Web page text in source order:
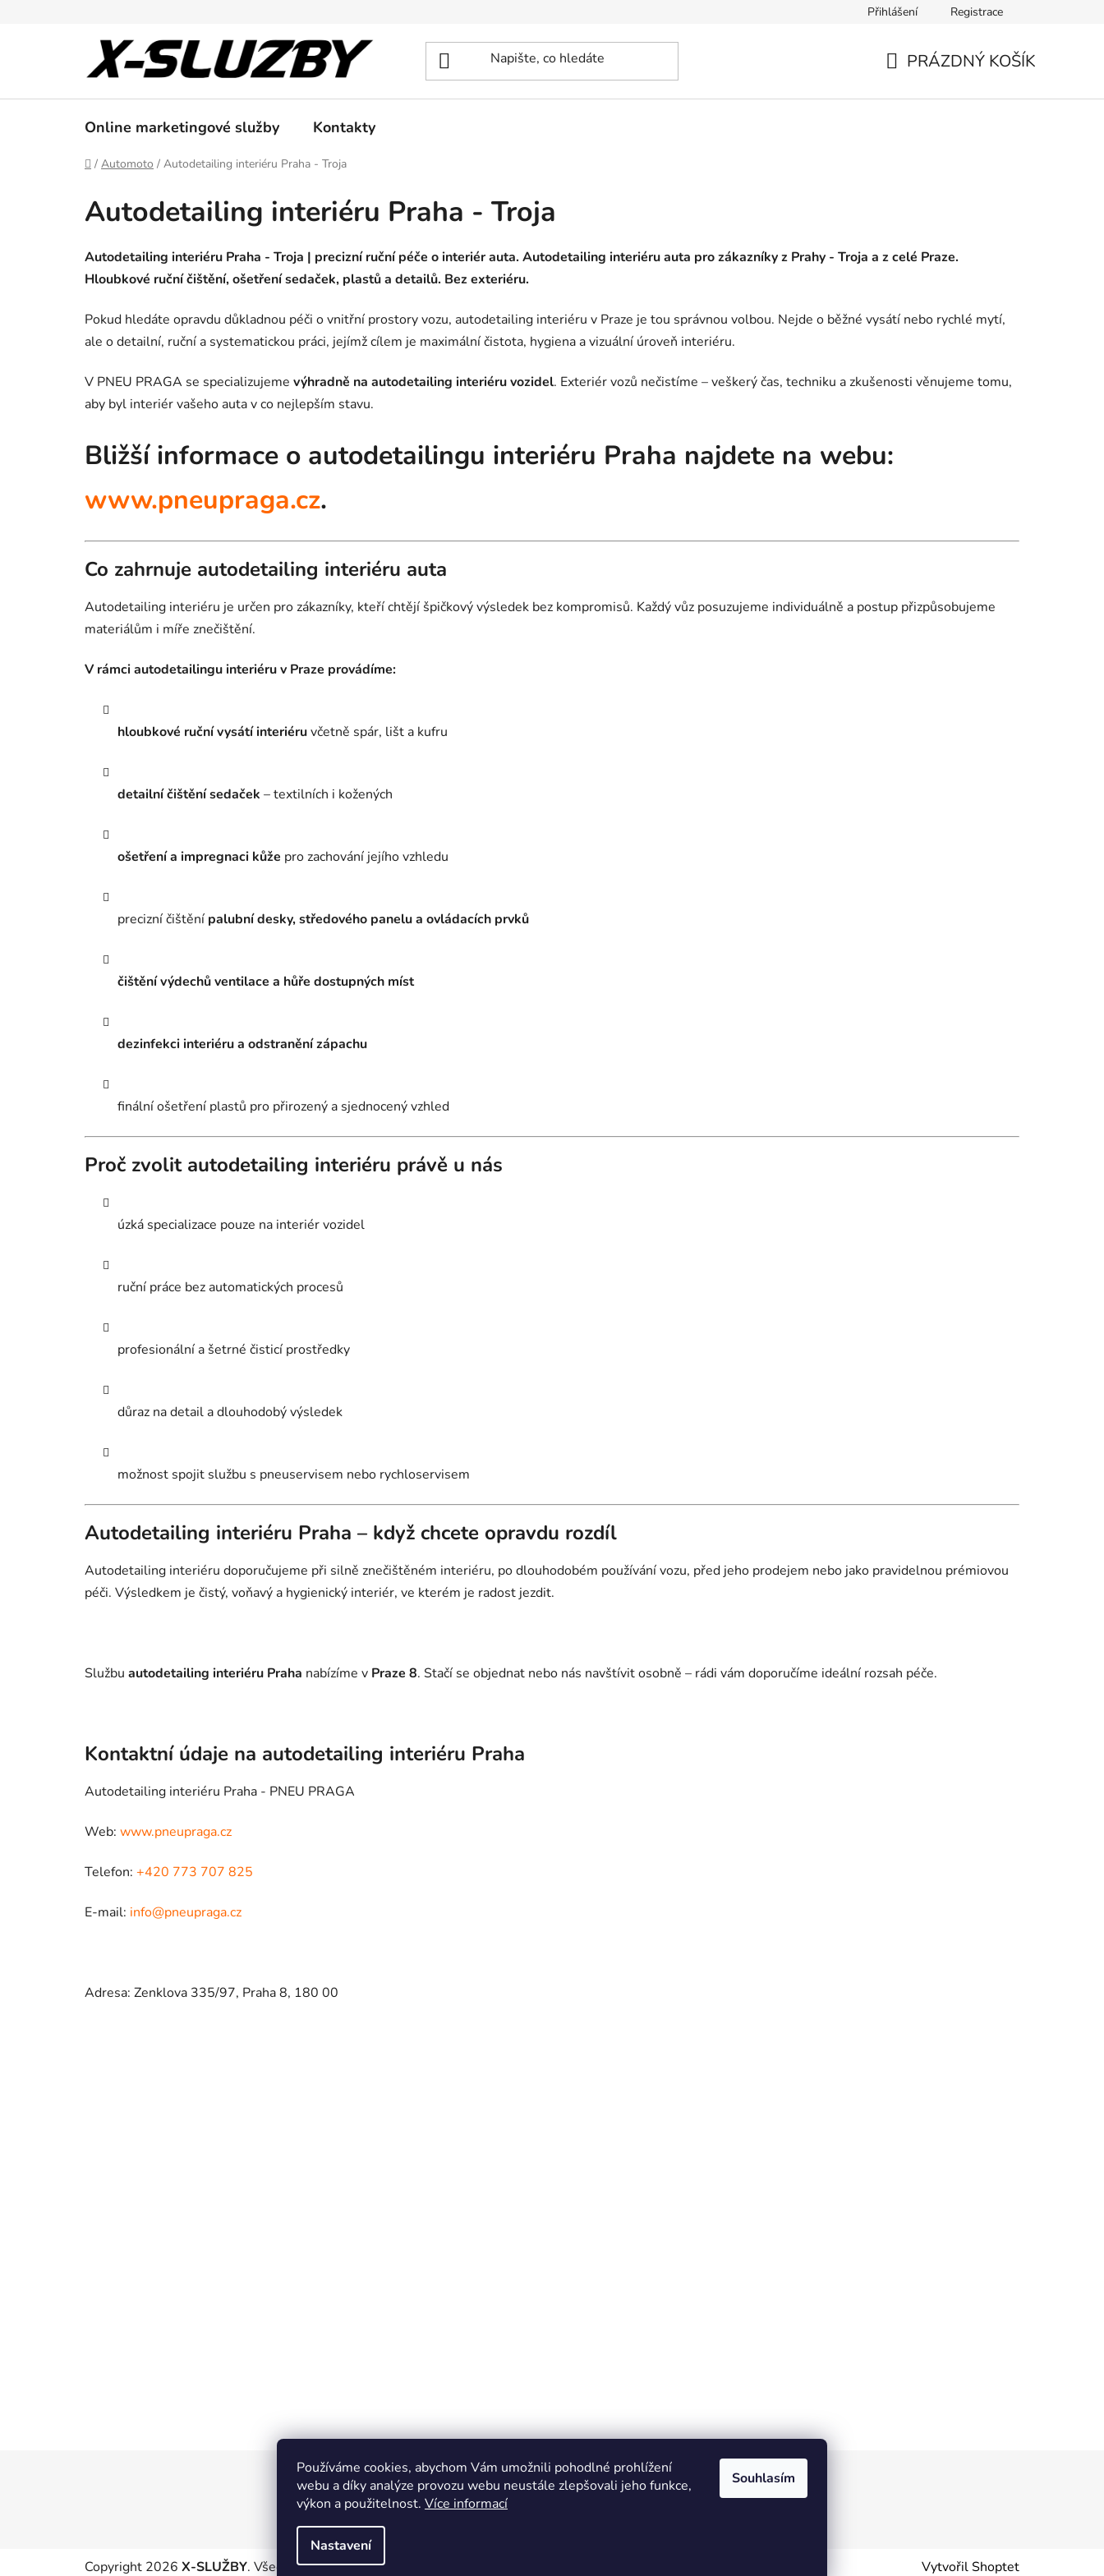
Používáme cookies, abychom Vám umožnili pohodlné prohlížení
webu a díky analýze provozu webu neustále zlepšovali jeho funkce,
výkon a použitelnost. Více informací
Nastavení
Souhlasím
Přihlášení Registrace
PRÁZDNÝ KOŠÍK
Online marketingové služby Kontakty
Domů
/ Automoto / Autodetailing interiéru Praha - Troja
Autodetailing interiéru Praha - Troja
Autodetailing interiéru Praha - Troja | precizní ruční péče o interiér auta. Autodetailing interiéru auta pro zákazníky z Prahy - Troja a z celé Praze.
Hloubkové ruční čištění, ošetření sedaček, plastů a detailů. Bez exteriéru.
Pokud hledáte opravdu důkladnou péči o vnitřní prostory vozu, autodetailing interiéru v Praze je tou správnou volbou. Nejde o běžné vysátí nebo rychlé mytí,
ale o detailní, ruční a systematickou práci, jejímž cílem je maximální čistota, hygiena a vizuální úroveň interiéru.
V PNEU PRAGA se specializujeme výhradně na autodetailing interiéru vozidel. Exteriér vozů nečistíme – veškerý čas, techniku a zkušenosti věnujeme tomu,
aby byl interiér vašeho auta v co nejlepším stavu.
Bližší informace o autodetailingu interiéru Praha najdete na webu:
www.pneupraga.cz.
Co zahrnuje autodetailing interiéru auta
Autodetailing interiéru je určen pro zákazníky, kteří chtějí špičkový výsledek bez kompromisů. Každý vůz posuzujeme individuálně a postup přizpůsobujeme
materiálům i míře znečištění.
V rámci autodetailingu interiéru v Praze provádíme:
hloubkové ruční vysátí interiéruvčetně spár, lišt a kufru
detailní čištění sedaček – textilních i kožených
ošetření a impregnaci kůže pro zachování jejího vzhledu
precizní čištění palubní desky, středového panelu a ovládacích prvků
čištění výdechů ventilace a hůře dostupných míst
dezinfekci interiéru a odstranění zápachu
finální ošetření plastů pro přirozený a sjednocený vzhled
Proč zvolit autodetailing interiéru právě u nás
úzká specializace pouze na interiér vozidel
ruční práce bez automatických procesů
profesionální a šetrné čisticí prostředky
důraz na detail a dlouhodobý výsledek
možnost spojit službu s pneuservisem nebo rychloservisem
Autodetailing interiéru Praha – když chcete opravdu rozdíl
Autodetailing interiéru doporučujeme při silně znečištěném interiéru, po dlouhodobém používání vozu, před jeho prodejem nebo jako pravidelnou prémiovou
péči. Výsledkem je čistý, voňavý a hygienický interiér, ve kterém je radost jezdit.
Službu autodetailing interiéru Praha nabízíme v Praze 8. Stačí se objednat nebo nás navštívit osobně – rádi vám doporučíme ideální rozsah péče.
Kontaktní údaje na autodetailing interiéru Praha
Autodetailing interiéru Praha - PNEU PRAGA
Web: www.pneupraga.cz
Telefon: +420 773 707 825
E-mail: info@pneupraga.cz
Adresa: Zenklova 335/97, Praha 8, 180 00
Online marketing zajišťuje společnost X-VISION Sitemap
Vytvořil Shoptet
Copyright 2026 X-SLUŽBY. Všechna práva vyhrazena.